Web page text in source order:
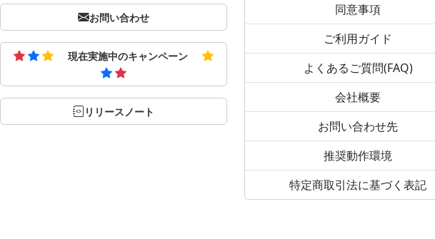
お問い合わせ
現在実施中のキャンペーン
リリースノート
同意事項
ご利用ガイド
よくあるご質問(FAQ)
会社概要
お問い合わせ先
推奨動作環境
特定商取引法に基づく表記